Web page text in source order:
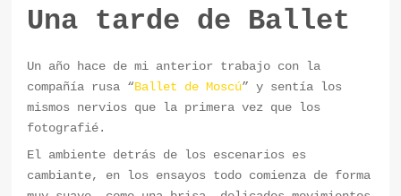
Una tarde de Ballet
Un año hace de mi anterior trabajo con la
compañía rusa “Ballet de Moscú” y sentía los
mismos nervios que la primera vez que los
fotografié.
El ambiente detrás de los escenarios es
cambiante, en los ensayos todo comienza de forma